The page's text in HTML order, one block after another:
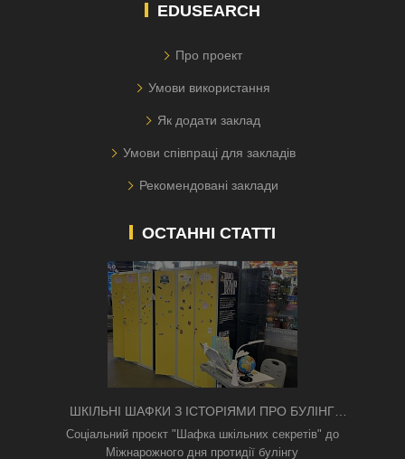
EDUSEARCH
Про проект
Умови використання
Як додати заклад
Умови співпраці для закладів
Рекомендовані заклади
ОСТАННІ СТАТТІ
ШКІЛЬНІ ШАФКИ З ІСТОРІЯМИ ПРО БУЛІНГ
З'ЯВИЛИСЯ В КИЄВІ
Соціальний проєкт "Шафка шкільних секретів" до
Міжнарожного дня протидії булінгу